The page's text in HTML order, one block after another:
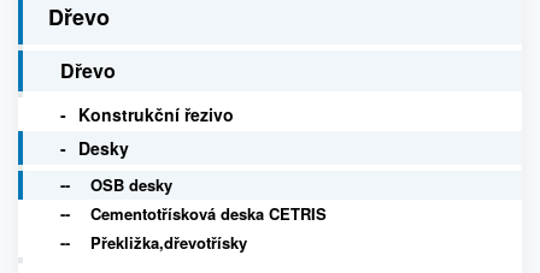
Dřevo
Dřevo
Konstrukční řezivo
Desky
OSB desky
Cementotřísková deska CETRIS
Překližka,dřevotřísky